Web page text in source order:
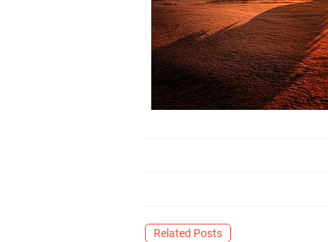
Related Posts